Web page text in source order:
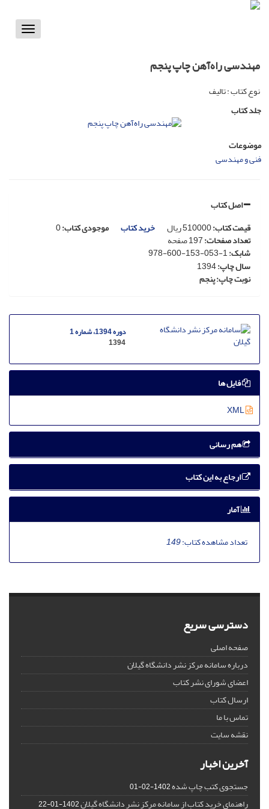
Toggle
مهندسی راه‌آهن چاپ پنجم
نوع کتاب : تالیف
جلد کتاب
موضوعات
فنی و مهندسی
اصل کتاب
قیمت کتاب: ریال خرید کتاب موجودی کتاب:
تعداد صفحات:
شابک:
سال چاپ:
نوبت چاپ: پنجم
دوره 1394، شماره 1
1394
فایل ها
هم رسانی
ارجاع به این کتاب
آمار
تعداد مشاهده کتاب:149
دسترسی سریع
صفحه اصلی
درباره سامانه مرکز نشر دانشگاه گیلان
اعضای شورای نشر کتاب
ارسال کتاب
تماس با ما
نقشه سایت
آخرین اخبار
جستجوی کتب چاپ شده1402-02-01
راهنمای خرید کتاب از سامانه مرکز نشر دانشگاه گیلان1402-01-22